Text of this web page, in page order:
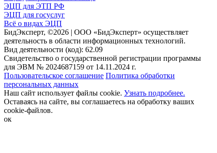
ЭЦП для ЭТП РФ
ЭЦП для госуслуг
Всё о видах ЭЦП
БидЭксперт, ©2026 | ООО «БидЭксперт» осуществляет
деятельность в области информационных технологий.
Вид деятельности (код): 62.09
Свидетельство о государственной регистрации программы
для ЭВМ № 2024687159 от 14.11.2024 г.
Пользовательское соглашение Политика обработки
персональных данных
Наш сайт использует файлы cookie. Узнать подробнее.
Оставаясь на сайте, вы соглашаетесь на обработку ваших
cookie-файлов.
ок